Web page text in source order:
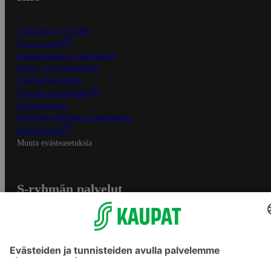
S-Business yrityksille
Oiva-raportit
Osuuskauppojen yhteystiedot
Tilaus- ja toimitusehdot
Tietosuojakäytäntö
Palvelun käyttöehdot
Saavutettavuus
Mobiilisovelluksen saavutettavuus
Mainostajalle
Muuta evästeasetuksia
S-ryhmän palvelut
Yhteishyvä Ruoka -sovellus